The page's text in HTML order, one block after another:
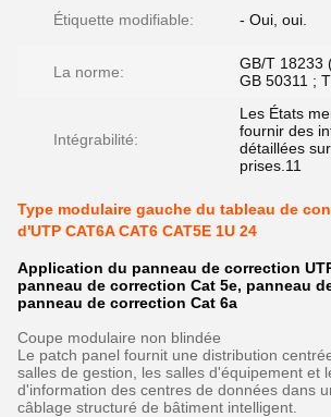
Étiquette modifiable: - Oui, oui.
La norme:
GB/T 18233
GB 50311 ;
Intégrabilité:
Les États
fournir des
détaillées
prises.11
Type modulaire gauche du tableau de
d'UTP CAT6A CAT6 CAT5E 1U 24
Application du panneau de correction
panneau de correction Cat 5e, panneau
panneau de correction Cat 6a
Coupe modulaire non blindée
Le patch panel fournit une distribution
salles de gestion, les salles d'équipement et
d'information des centres de données dans
câblage structuré de bâtiment intelligent.